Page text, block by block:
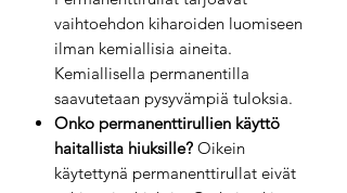
vaihtoehdon kiharoiden luomiseen
ilman kemiallisia aineita.
Kemiallisella permanentilla
saavutetaan pysyvämpiä tuloksia.
Onko permanenttirullien käyttö
haitallista hiuksille? Oikein
käytettynä permanenttirullat eivät